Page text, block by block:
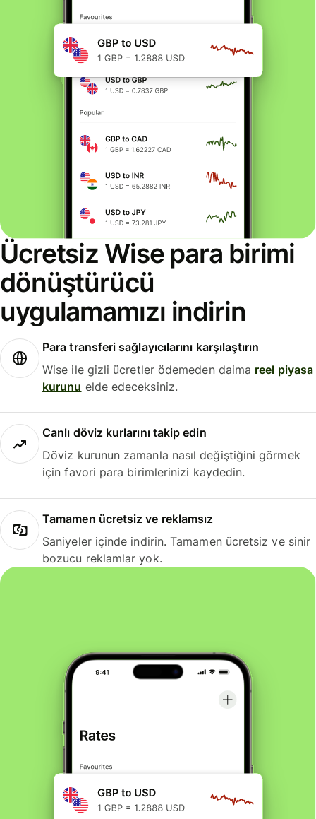
Ücretsiz Wise para birimi
dönüştürücü
uygulamamızı indirin
Para transferi sağlayıcılarını karşılaştırın
Wise ile gizli ücretler ödemeden daima reel piyasa
kurunu elde edeceksiniz.
Canlı döviz kurlarını takip edin
Döviz kurunun zamanla nasıl değiştiğini görmek
için favori para birimlerinizi kaydedin.
Tamamen ücretsiz ve reklamsız
Saniyeler içinde indirin. Tamamen ücretsiz ve sinir
bozucu reklamlar yok.